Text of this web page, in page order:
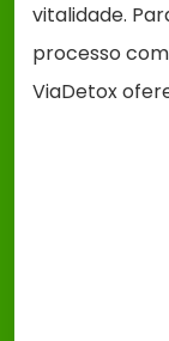
vitalidade.
processo
ViaDetox